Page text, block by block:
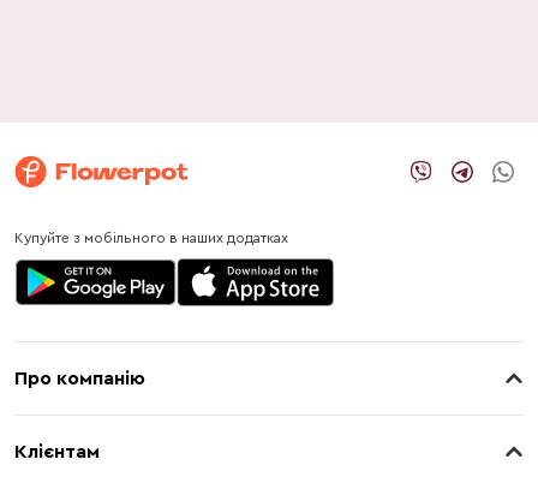
Купуйте з мобільного в наших додатках
Про компанію
Клієнтам